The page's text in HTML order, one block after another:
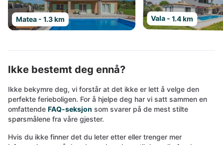
Matea - 1.3 km Vala - 1.4 km
Ikke bestemt deg ennå?
Ikke bekymre deg, vi forstår at det ikke er lett å velge den
perfekte ferieboligen. For å hjelpe deg har vi satt sammen en
omfattende FAQ-seksjon som svarer på de mest stilte
spørsmålene fra våre gjester.
Hvis du ikke finner det du leter etter eller trenger mer